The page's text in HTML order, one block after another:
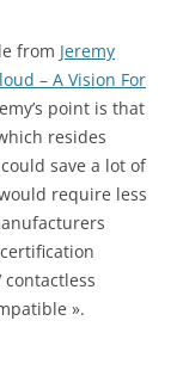
from Jeremy
– A Vision For
point is that
resides
save a lot of
require less
contactless
».